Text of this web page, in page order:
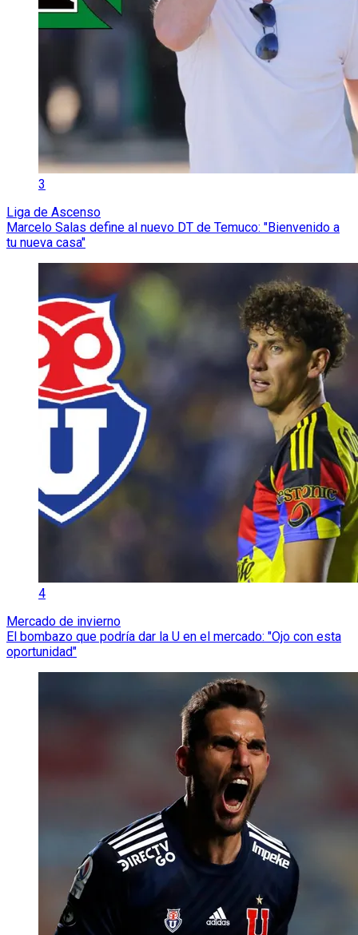
3
Liga de Ascenso
Marcelo Salas define al nuevo DT de Temuco: "Bienvenido a
tu nueva casa"
4
Mercado de invierno
El bombazo que podría dar la U en el mercado: "Ojo con esta
oportunidad"